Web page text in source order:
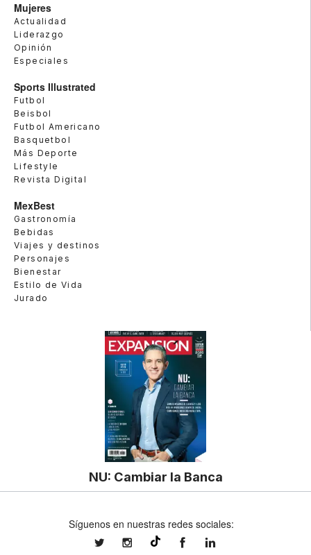
Mujeres
Actualidad
Liderazgo
Opinión
Especiales
Sports Illustrated
Futbol
Beisbol
Futbol Americano
Basquetbol
Más Deporte
Lifestyle
Revista Digital
MexBest
Gastronomía
Bebidas
Viajes y destinos
Personajes
Bienestar
Estilo de Vida
Jurado
NU: Cambiar la Banca
Síguenos en nuestras redes sociales:
expansionmxexpansionmx ExpansionMex